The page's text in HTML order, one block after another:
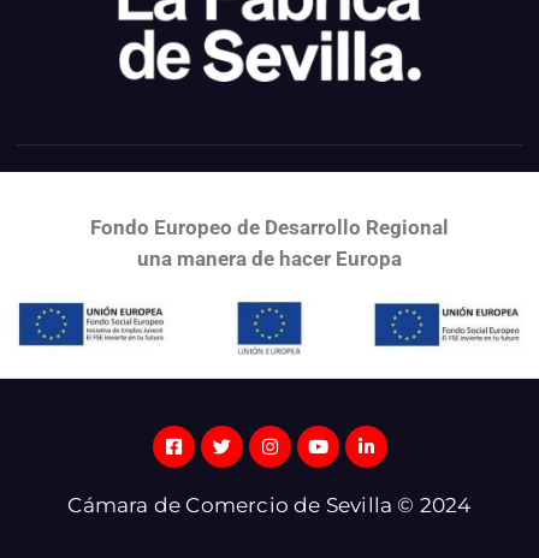
Fondo Europeo de Desarrollo Regional
una manera de hacer Europa
Cámara de Comercio de Sevilla © 2024